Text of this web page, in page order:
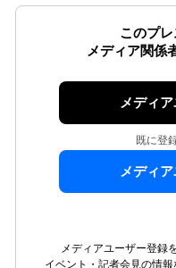
このプレ
メディア関係
メディ
既に登
メディ
メディアユーザー登録
イベント・記者会見の情